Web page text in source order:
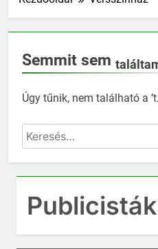
Semmit sem
Úgy tűnik, nem található a
Keresés:
Publicisták